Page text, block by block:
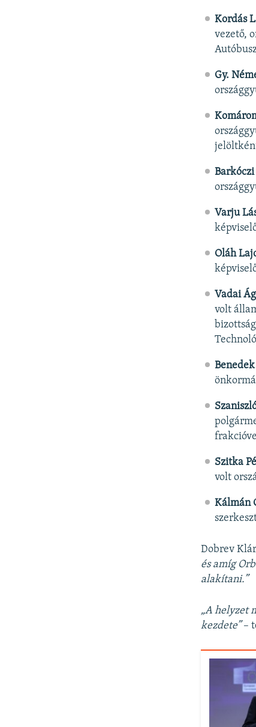
Kordás
vezető,
Gy.
Barkóczi
Varju
Oláh
Vadai
volt
Szitka
volt
Kálmán
Dobrev
és amíg
alakítani.”
„A helyzet
kezdete”–